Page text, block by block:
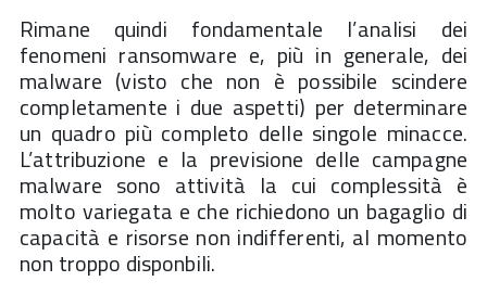
Rimane quindi fondamentale l’analisi dei
fenomeni ransomware e, più in generale, dei
malware (visto che non è possibile scindere
completamente i due aspetti) per determinare
un quadro più completo delle singole minacce.
L’attribuzione e la previsione delle campagne
malware sono attività la cui complessità è
molto variegata e che richiedono un bagaglio di
capacità e risorse non indifferenti, al momento
non troppo disponbili.